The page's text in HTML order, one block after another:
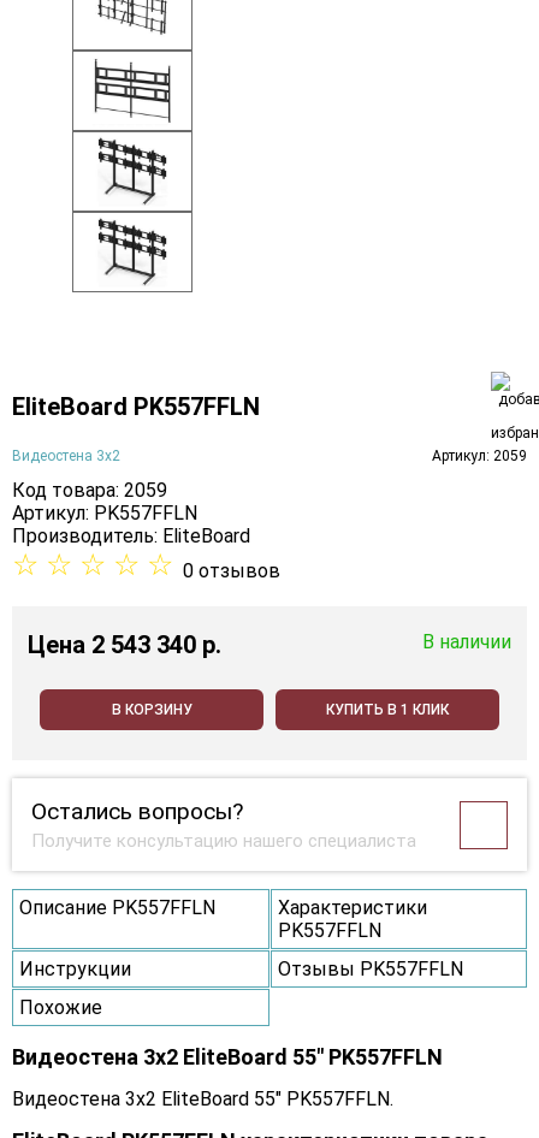
EliteBoard PK557FFLN
Видеостена 3х2 Артикул: 2059
Код товара: 2059
Артикул: PK557FFLN
Производитель: EliteBoard
☆ ☆ ☆ ☆ ☆ 0 отзывов
Цена 2 543 340 p. В наличии
В КОРЗИНУ КУПИТЬ В 1 КЛИК
Остались вопросы?
Получите консультацию нашего специалиста
Описание PK557FFLN
Характеристики
PK557FFLN
Инструкции
Отзывы PK557FFLN
Похожие
Видеостена 3x2 EliteBoard 55" PK557FFLN
Видеостена 3x2 EliteBoard 55" PK557FFLN.